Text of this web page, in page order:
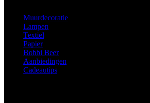
Muurdecoratie
Lampen
Textiel
Papier
Bobbi Beer
Aanbiedingen
Cadeautips